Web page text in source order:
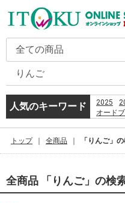
人気のキーワード 2025
オード
2026
トップ 全商品 「りんご」
全商品 「りんご」の検